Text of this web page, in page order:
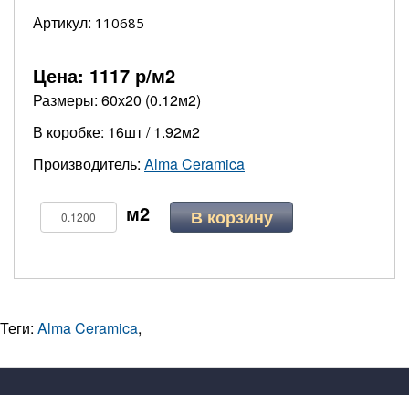
Артикул: 110685
Цена: 1117 р/м2
Размеры: 60х20 (0.12м2)
В коробке: 16шт / 1.92м2
Производитель: Alma Ceramica
В корзину
Теги: Alma Ceramica,